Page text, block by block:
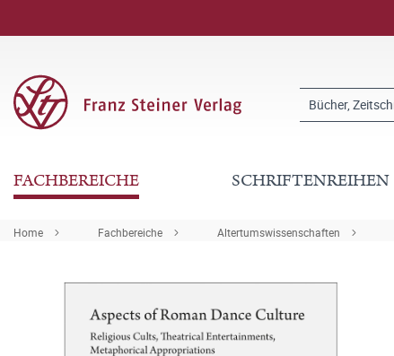
FACHBEREICHE SCHRIFTENREIHEN
Home Fachbereiche Altertumswissenschaften